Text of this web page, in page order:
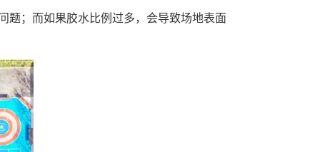
题；而如果胶水比例过多，会导致场地表面